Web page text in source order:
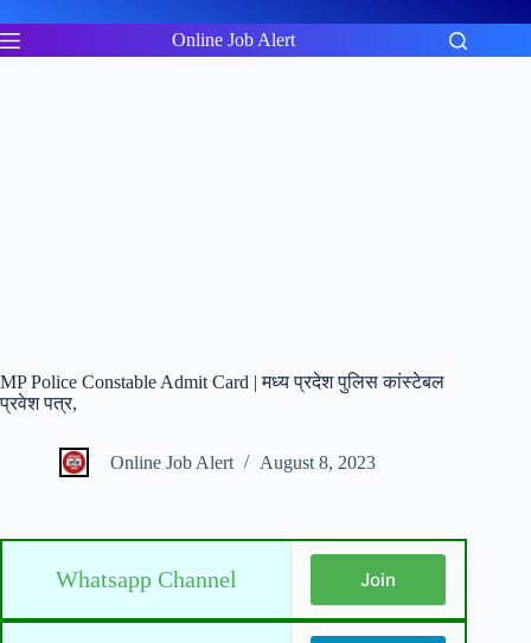
to
content
Online Job Alert
MP Police Constable Admit Card | मध्य प्रदेश पुलिस कांस्टेबल
प्रवेश पत्र,
Online Job Alert August 8, 2023
Whatsapp Channel Join